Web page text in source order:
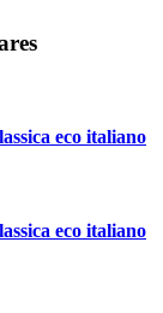
eco italiano
eco italiano